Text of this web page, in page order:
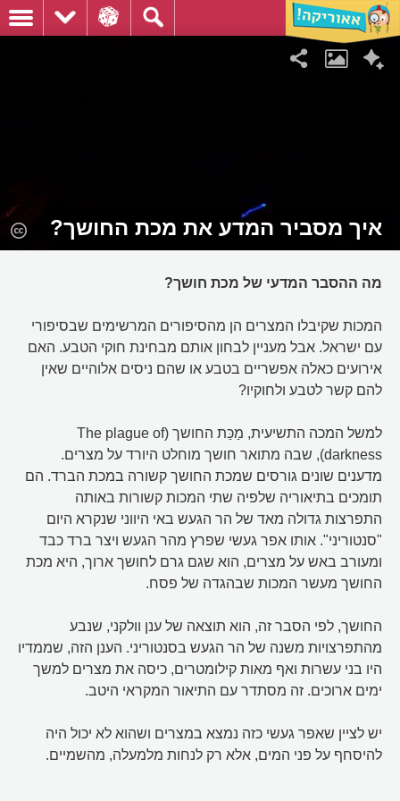
איך מסביר המדע את מכת החושך?
מה ההסבר המדעי של מכת חושך?
המכות שקיבלו המצרים הן מהסיפורים המרשימים שבסיפורי
עם ישראל. אבל מעניין לבחון אותם מבחינת חוקי הטבע. האם
אירועים כאלה אפשריים בטבע או שהם ניסים אלוהיים שאין
להם קשר לטבע ולחוקיו?
למשל המכה התשיעית, מַכַּת החושך (The plague of
darkness), שבה מתואר חושך מוחלט היורד על מצרים.
מדענים שונים גורסים שמכת החושך קשורה במכת הברד. הם
תומכים בתיאוריה שלפיה שתי המכות קשורות באותה
התפרצות גדולה מאד של הר הגעש באי היווני שנקרא היום
"סנטוריני". אותו אפר געשי שפרץ מהר הגעש ויצר ברד כבד
ומעורב באש על מצרים, הוא שגם גרם לחושך ארוך, היא מכת
החושך מעשר המכות שבהגדה של פסח.
החושך, לפי הסבר זה, הוא תוצאה של ענן וולקני, שנבע
מהתפרצויות משנה של הר הגעש בסנטוריני. הענן הזה, שממדיו
היו בני עשרות ואף מאות קילומטרים, כיסה את מצרים למשך
ימים ארוכים. זה מסתדר עם התיאור המקראי היטב.
יש לציין שאפר געשי כזה נמצא במצרים ושהוא לא יכול היה
להיסחף על פני המים, אלא רק לנחות מלמעלה, מהשמיים.